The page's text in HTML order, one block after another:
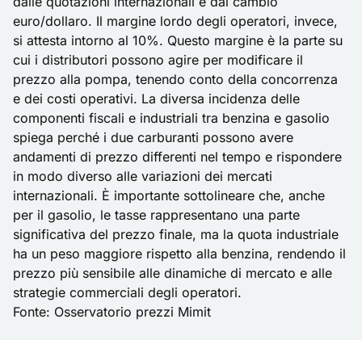
euro/dollaro. Il margine lordo degli operatori, invece,
si attesta intorno al 10%. Questo margine è la parte su
cui i distributori possono agire per modificare il
prezzo alla pompa, tenendo conto della concorrenza
e dei costi operativi. La diversa incidenza delle
componenti fiscali e industriali tra benzina e gasolio
spiega perché i due carburanti possono avere
andamenti di prezzo differenti nel tempo e rispondere
in modo diverso alle variazioni dei mercati
internazionali. È importante sottolineare che, anche
per il gasolio, le tasse rappresentano una parte
significativa del prezzo finale, ma la quota industriale
ha un peso maggiore rispetto alla benzina, rendendo il
prezzo più sensibile alle dinamiche di mercato e alle
strategie commerciali degli operatori.
Fonte: Osservatorio prezzi Mimit